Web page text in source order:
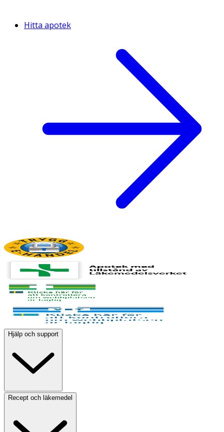
Hitta apotek
Hjälp och support
Recept och läkemedel